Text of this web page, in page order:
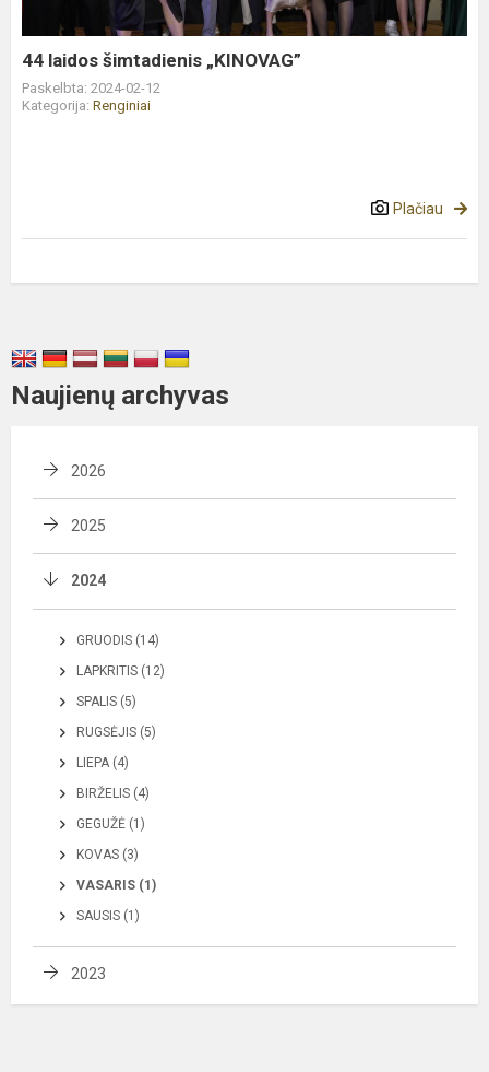
44 laidos šimtadienis „KINOVAG”
Paskelbta: 2024-02-12
Kategorija: Renginiai
Plačiau
Naujienų archyvas
2026
2025
2024
GRUODIS (14)
LAPKRITIS (12)
SPALIS (5)
RUGSĖJIS (5)
LIEPA (4)
BIRŽELIS (4)
GEGUŽĖ (1)
KOVAS (3)
VASARIS (1)
SAUSIS (1)
2023